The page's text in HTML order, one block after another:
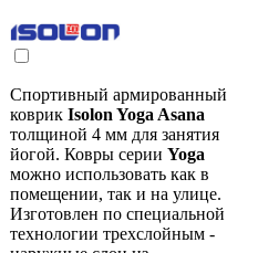
Спортивный армированный
коврик Isolon Yoga Asana
толщиной 4 мм для занятия
йогой. Ковры серии Yoga
можно использовать как в
помещении, так и на улице.
Изготовлен по специальной
технологии трехслойным -